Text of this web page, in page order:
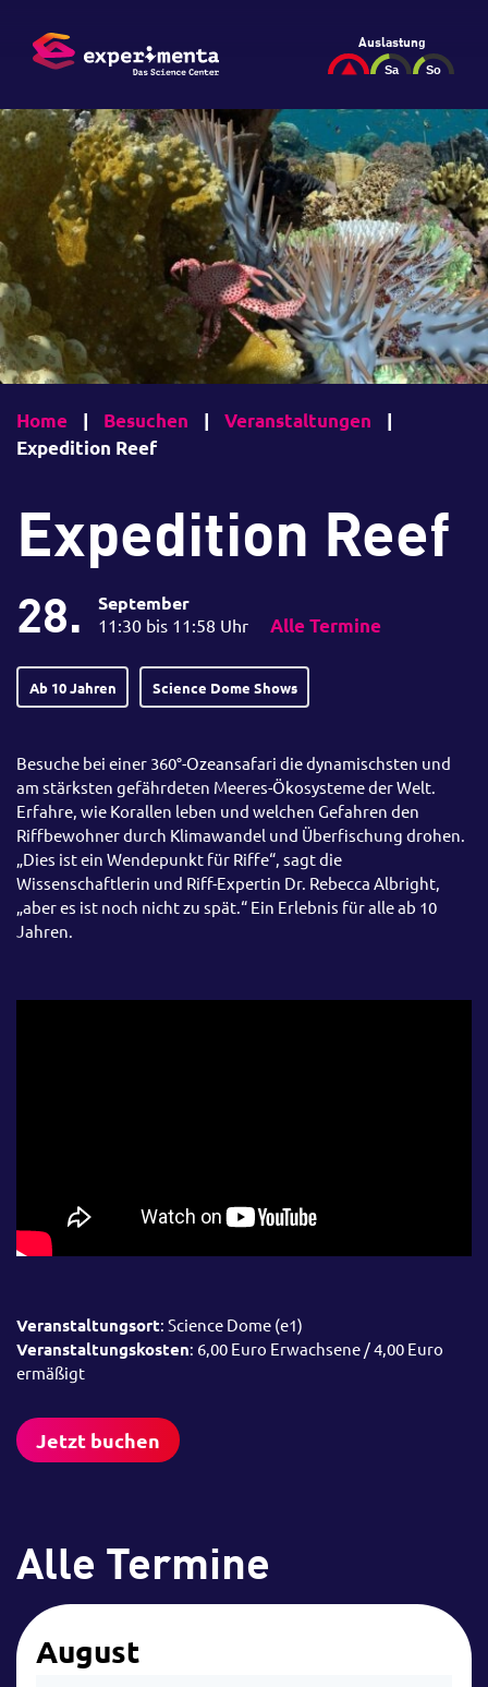
Auslastung
Home | Besuchen | Veranstaltungen
|
Expedition Reef
Expedition Reef
28. September
11:30 bis 11:58 Uhr Alle Termine
Ab 10 Jahren Science Dome Shows
Besuche bei einer 360°-Ozeansafari die dynamischsten und
am stärksten gefährdeten Meeres-Ökosysteme der Welt.
Erfahre, wie Korallen leben und welchen Gefahren den
Riffbewohner durch Klimawandel und Überfischung drohen.
„Dies ist ein Wendepunkt für Riffe“, sagt die
Wissenschaftlerin und Riff-Expertin Dr. Rebecca Albright,
„aber es ist noch nicht zu spät.“ Ein Erlebnis für alle ab 10
Jahren.
Veranstaltungsort: Science Dome (e1)
Veranstaltungskosten: 6,00 Euro Erwachsene / 4,00 Euro
ermäßigt
Jetzt buchen
Alle Termine
August